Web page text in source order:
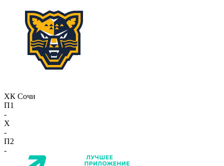
ХК Сочи
П1
-
X
-
П2
-